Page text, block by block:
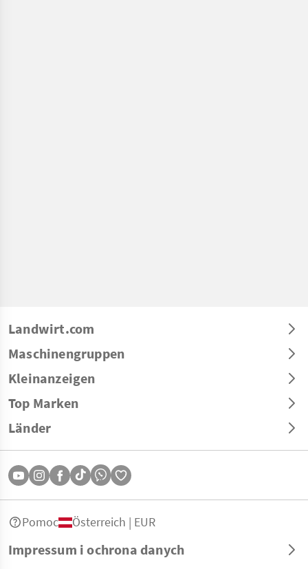
Landwirt.com
Maschinengruppen
Kleinanzeigen
Top Marken
Länder
Impressum i ochrona danych
Pomoc Österreich | EUR